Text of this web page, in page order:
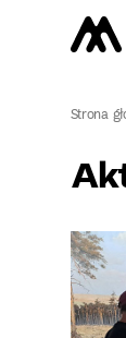
Strona